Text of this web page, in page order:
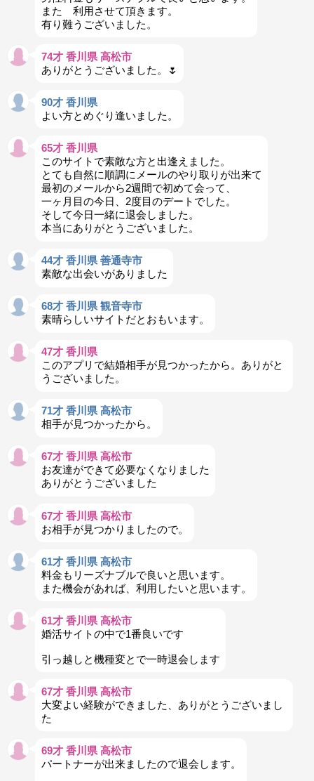
また 利用させて頂きます。
有り難うございました。
74才 香川県 高松市
ありがとうございました。🌷
90才 香川県
よい方とめぐり逢いました。
65才 香川県
このサイトで素敵な方と出逢えました。
とても自然に順調にメールのやり取りが出来て
最初のメールから2週間で初めて会って、
一ヶ月目の今日、2度目のデートでした。
そして今日一緒に退会しました。
本当にありがとうございました。
44才 香川県 善通寺市
素敵な出会いがありました
68才 香川県 観音寺市
素晴らしいサイトだとおもいます。
47才 香川県
このアプリで結婚相手が見つかったから。ありがと
うございました。
71才 香川県 高松市
相手が見つかったから。
67才 香川県 高松市
お友達ができて必要なくなりました
ありがとうございました
67才 香川県 高松市
お相手が見つかりましたので。
61才 香川県 高松市
料金もリーズナブルで良いと思います。
また機会があれば、利用したいと思います。
61才 香川県 高松市
婚活サイトの中で1番良いです
引っ越しと機種変とで一時退会します
67才 香川県 高松市
大変よい経験ができました、ありがとうございまし
た
69才 香川県 高松市
パートナーが出来ましたので退会します。